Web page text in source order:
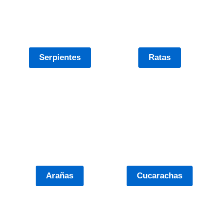
Serpientes Ratas
Arañas Cucarachas